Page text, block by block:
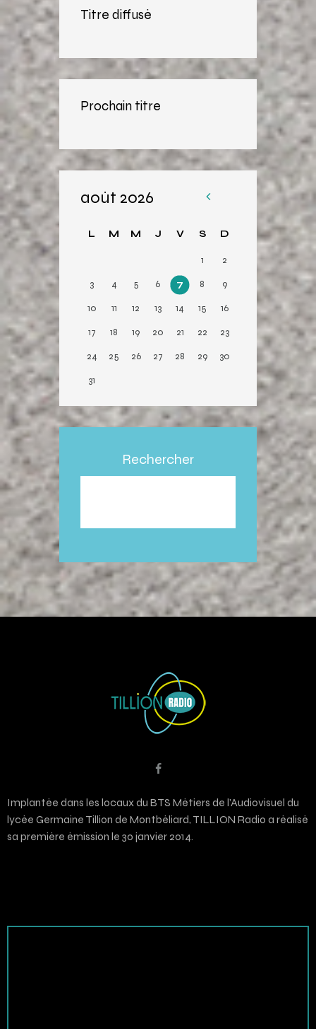
Titre diffusé
Prochain titre
août 2026
L M M J V S D
1
2
3
4 5 6 7 8
9
10
11 12 13 14 15
16
17
18 19 20 21 22
23
24
25 26 27 28 29
30
31
«
r
Rechercher
Implantée dans les locaux du BTS Métiers de l’Audiovisuel du
lycée Germaine Tillion de Montbéliard, TILLION Radio a réalisé
sa première émission le 30 janvier 2014.